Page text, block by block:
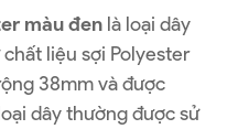
màu đen là loại dây
liệu sợi Polyester
38mm và được
dây thường được sử